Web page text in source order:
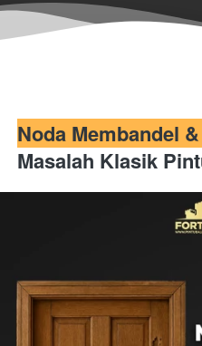
Noda Membandel
Masalah Klasik